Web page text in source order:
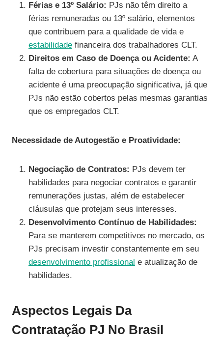
Férias e 13º Salário: PJs não têm direito a
férias remuneradas ou 13º salário, elementos
que contribuem para a qualidade de vida e
estabilidade financeira dos trabalhadores CLT.
Direitos em Caso de Doença ou Acidente: A
falta de cobertura para situações de doença ou
acidente é uma preocupação significativa, já que
PJs não estão cobertos pelas mesmas garantias
que os empregados CLT.
Necessidade de Autogestão e Proatividade:
Negociação de Contratos: PJs devem ter
habilidades para negociar contratos e garantir
remunerações justas, além de estabelecer
cláusulas que protejam seus interesses.
Desenvolvimento Contínuo de Habilidades:
Para se manterem competitivos no mercado, os
PJs precisam investir constantemente em seu
desenvolvimento profissional e atualização de
habilidades.
Aspectos Legais Da
Contratação PJ No Brasil